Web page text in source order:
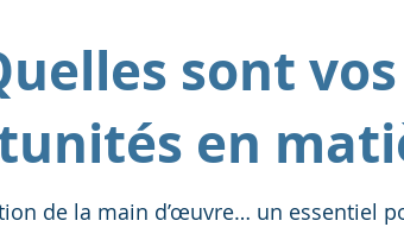
sont
en
de la main d’œuvre… un essentiel